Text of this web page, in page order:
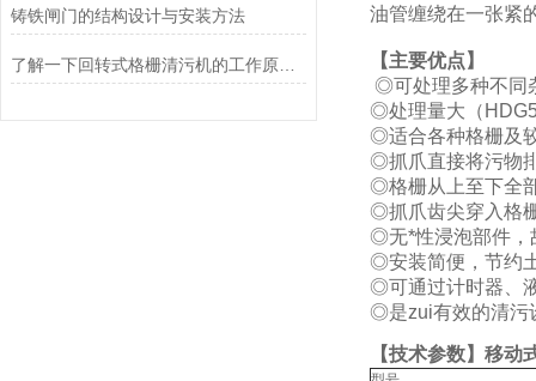
铸铁闸门的结构设计与安装方法
了解一下回转式格栅清污机的工作原理及特点
油管缠绕在一张紧
【主要优点】
◎可处理多种不同
◎处理量大（
◎适合各种格栅及
◎抓爪直接将污物
◎格栅从上至下全
◎抓爪齿尖穿入格
◎无*性浸泡部件，
◎安装简便，节约
◎可通过计时器、
◎是zui有效的清污
【技术参数】移动